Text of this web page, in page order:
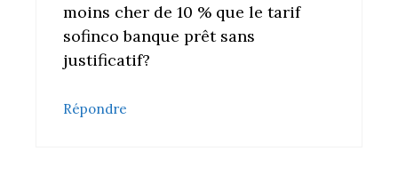
moins cher de 10 % que le tarif
sofinco banque prêt sans
justificatif?
Répondre